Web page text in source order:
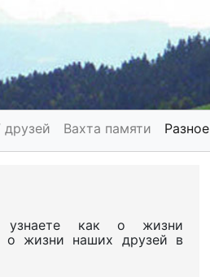
друзей Вахта памяти Разное
как о жизни
о жизни наших друзей в